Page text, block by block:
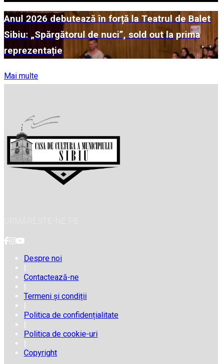
Anul 2026 debutează în forță la Teatrul de Balet
Sibiu: „Spărgătorul de nuci”, sold out la prima
reprezentație
Mai multe
URMĂREȘTE-NE PE
Despre noi
|
Contactează-ne
|
Termeni și condiții
|
Politica de confidențialitate
|
Politica de cookie-uri
|
Copyright